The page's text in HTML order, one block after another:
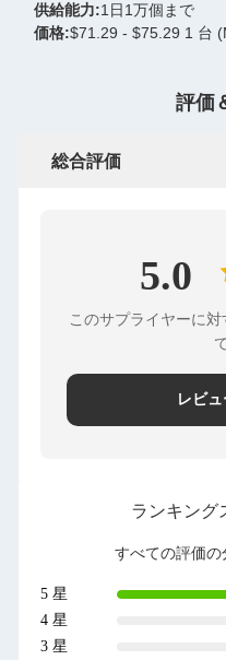
供給能力:1日1万個まで
価格:$71.29 - $75.29 1 台
評価
総合評価
5.0
このサプライヤーに
レビ
ランキング
すべての評価
5 星
4 星
3 星